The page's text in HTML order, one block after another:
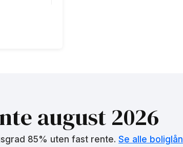
august 2026
85% uten fast rente. Se alle boliglån